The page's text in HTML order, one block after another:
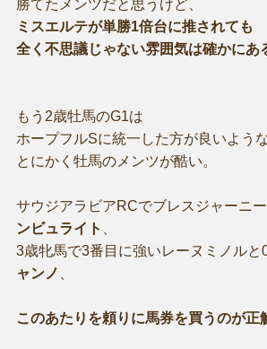
勝てたメンツだと思うけど、
ミスエルテが単勝1倍台に推されても
全く不思議じゃない雰囲気は確かにあ
もう2歳牡馬のG1は
ホープフルSに統一した方が良いよう
とにかく牡馬のメンツが酷い。
サウジアラビアRCでブレスジャーニ
ンビュライト
3歳牝馬で3番目に強いレーヌミノルと
ャンノ
このあたりを頼りに馬券を買うのが正